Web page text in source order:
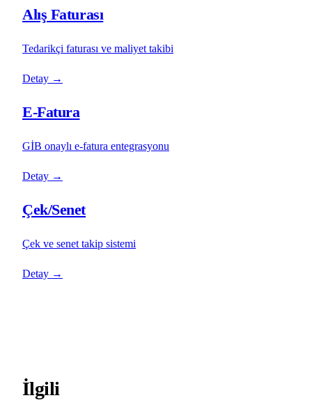
Alış Faturası
Tedarikçi faturası ve maliyet takibi
Detay →
E-Fatura
GİB onaylı e-fatura entegrasyonu
Detay →
Çek/Senet
Çek ve senet takip sistemi
Detay →
İlgili